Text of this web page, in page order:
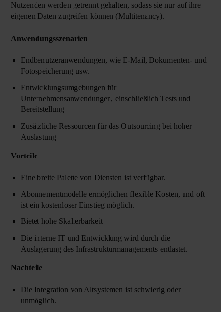
Nutzenden werden getrennt gehalten, sodass sie nur auf ihre
eigenen Daten zugreifen können (Multitenancy).
Anwendungsszenarien
Endbenutzeranwendungen, wie E-Mail, Dokumenten- und
Fotospeicherung usw.
Entwicklungsumgebungen für
Unternehmensanwendungen, einschließlich Tests und
Bereitstellung
Zusätzliche Ressourcen für das Outsourcing bei hoher
Auslastung
Vorteile
Eine breite Palette von Diensten ist verfügbar.
Abonnementmodelle ermöglichen flexible Kosten, und oft
ist ein kostenloser Einstieg möglich.
Bietet hohe Skalierbarkeit
Die interne IT und Entwicklung wird durch die
Auslagerung des Infrastrukturmanagements entlastet.
Nachteile
Die Integration von Altsystemen ist schwierig oder
unmöglich.